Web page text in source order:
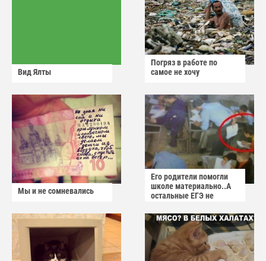
Вид Ялты
Погряз в работе по
самое не хочу
Мы и не сомневались
Его родители помогли
школе материально..А
остальные ЕГЭ не